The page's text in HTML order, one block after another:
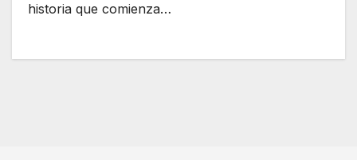
historia que comienza…